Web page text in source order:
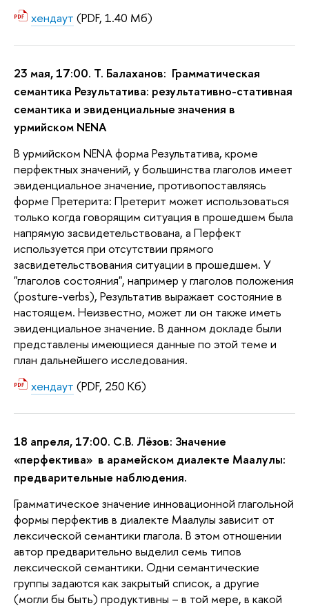
хендаут (PDF, 1.40 Мб)
23 мая, 17:00. Т. Балаханов: Грамматическая
семантика Результатива: результативно-стативная
семантика и эвиденциальные значения в
урмийском NЕNA
В урмийском NENA форма Результатива, кроме
перфектных значений, у большинства глаголов имеет
эвиденциальное значение, противопоставляясь
форме Претерита: Претерит может использоваться
только когда говорящим ситуация в прошедшем была
напрямую засвидетельствована, а Перфект
используется при отсутствии прямого
засвидетельствования ситуации в прошедшем. У
"глаголов состояния", например у глаголов положения
(posture-verbs), Результатив выражает состояние в
настоящем. Неизвестно, может ли он также иметь
эвиденциальное значение. В данном докладе были
представлены имеющиеся данные по этой теме и
план дальнейшего исследования.
хендаут (PDF, 250 Кб)
18 апреля, 17:00. С.В. Лёзов: Значение
«перфектива» в арамейском диалекте Маалулы:
предварительные наблюдения.
Грамматическое значение инновационной глагольной
формы перфектив в диалекте Маалулы зависит от
лексической семантики глагола. В этом отношении
автор предварительно выделил семь типов
лексической семантики. Одни семантические
группы задаются как закрытый список, а другие
(могли бы быть) продуктивны – в той мере, в какой